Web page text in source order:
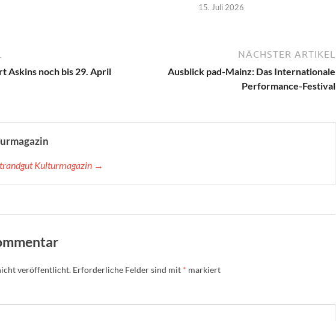
15. Juli 2026
Askins noch bis 29. April
NÄCHSTER ARTIKEL
Ausblick pad-Mainz: Das Internationale
Performance-Festival
Kulturmagazin →
veröffentlicht. Erforderliche Felder sind mit * markiert